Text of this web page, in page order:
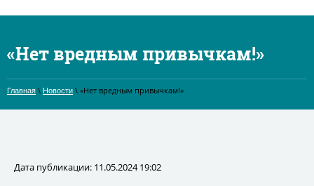
«Нет вредным привычкам!»
Главная \ Новости \ «Нет вредным привычкам!»
Дата публикации: 11.05.2024 19:02